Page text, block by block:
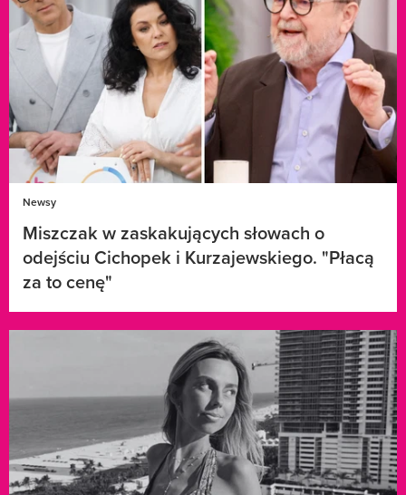
Newsy
Miszczak w zaskakujących słowach o
odejściu Cichopek i Kurzajewskiego. "Płacą
za to cenę"